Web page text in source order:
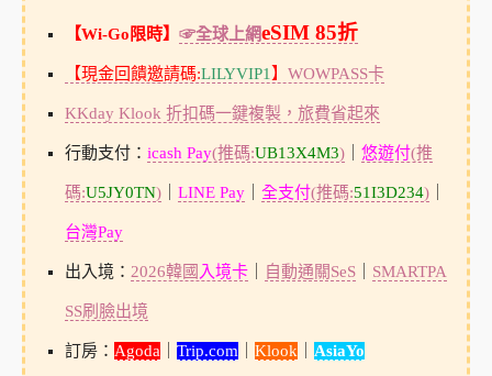
【Wi-Go限時】 ☞全球上網eSIM 85折
【現金回饋邀請碼:LILYVIP1 】 WOWPASS卡
KKday Klook 折扣碼一鍵複製，旅費省起來
行動支付： icash Pay(推碼:UB13X4M3)｜ 悠遊付(推
碼:U5JY0TN)｜ LINE Pay｜ 全支付(推碼:51I3D234)｜
台灣Pay
出入境： 2026韓國 入境卡｜ 自動通關SeS｜ SMARTPA
SS刷臉出境
訂房： Agoda Trip.com Klook AsiaYo